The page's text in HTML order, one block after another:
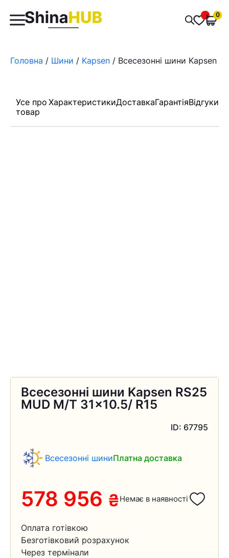
Пошук
товарів
0
Головна / Шини / Kapsen / Всесезонні шини Kapsen
Усе про
товар
ХарактеристикиДоставкаГарантіяВідгуки
Всесезонні шини Kapsen RS25
MUD M/T 31×10.5/ R15
ID: 67795
Всесезонні шиниПлатна доставка
578 956 ₴Немає в наявності
Оплата готівкою
Безготівковий розрахунок
Через термінали